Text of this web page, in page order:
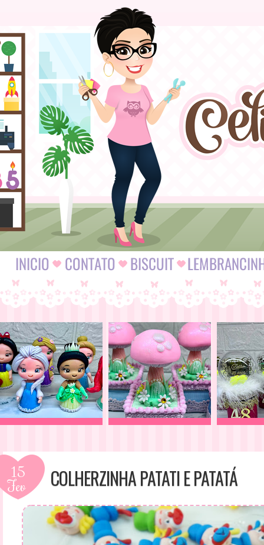
15
Fev COLHERZINHA PATATI E PATATÁ